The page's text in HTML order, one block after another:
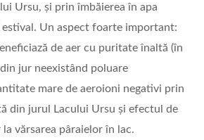
Ursu, și prin îmbăierea în apa
estival. Un aspect foarte important:
de aer cu puritate înaltă (în
jur neexistând poluare
mare de aeroioni negativi prin
din jurul Lacului Ursu și efectul de
vărsarea pâraielor în lac.